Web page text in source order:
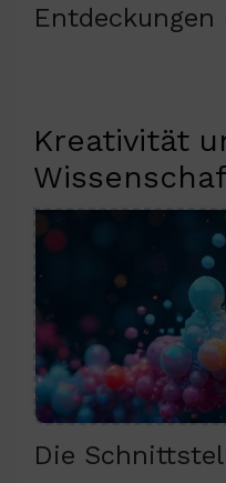
Entdeckungen
Kreativität
Die